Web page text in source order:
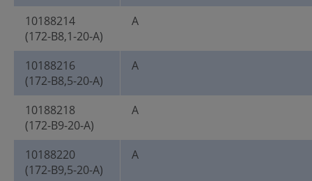
10188214
(172-B8,1-20-A)
A
10188216
(172-B8,5-20-A)
A
10188218
(172-B9-20-A)
A
10188220
(172-B9,5-20-A)
A